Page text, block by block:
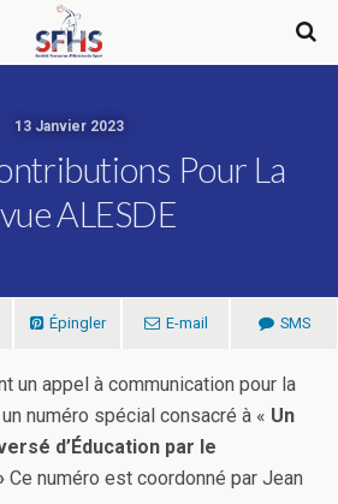
13 Janvier 2023
Pour La
ALESDE
Épingler E-mail SMS
un appel à communication pour la
numéro spécial consacré à « Un
d’Éducation par le
Ce numéro est coordonné par Jean